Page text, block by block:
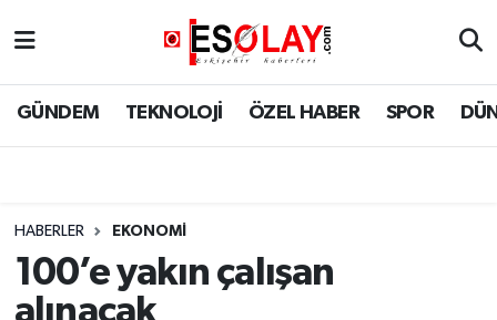
GÜNDEM TEKNOLOJİ ÖZEL HABER SPOR
HABERLER EKONOMİ
100’e yakın çalışan
alınacak
Eskişehir Nöbetçi Eczaneler
Eskişehir Trafik Yoğunluk Haritası
Süper Lig Puan Durumu ve Fikstür